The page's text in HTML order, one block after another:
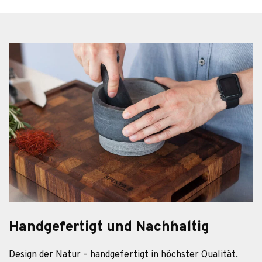
Handgefertigt und Nachhaltig
Design der Natur – hand­ge­fer­tigt in höchs­ter Qua­li­tät.